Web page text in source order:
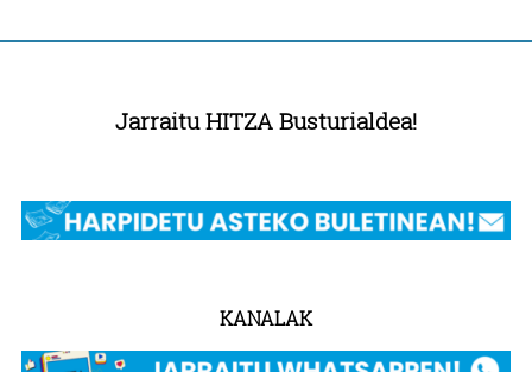
Jarraitu HITZA Busturialdea!
KANALAK